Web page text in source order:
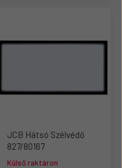
JCB Hátsó Szélvédő
827/80167
Külső raktáron